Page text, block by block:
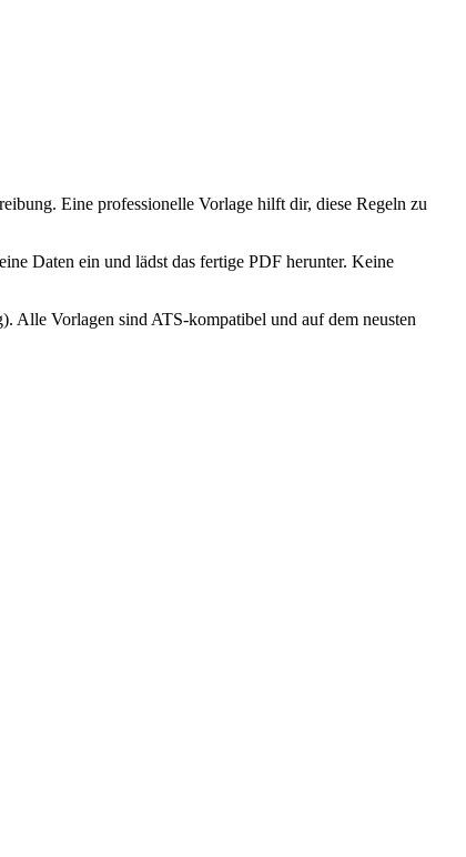
Eine professionelle Vorlage hilft dir, diese Regeln zu
Daten ein und lädst das fertige PDF herunter. Keine
Vorlagen sind ATS-kompatibel und auf dem neusten